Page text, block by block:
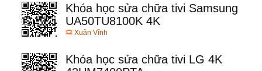
Khóa học sửa chữa tivi Samsung
UA50TU8100K 4K
Xuân Vĩnh
Khóa học sửa chữa tivi LG 4K